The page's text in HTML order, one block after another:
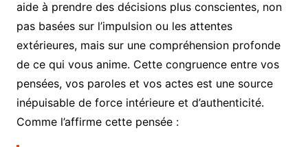
aide à prendre des décisions plus conscientes, non
pas basées sur l’impulsion ou les attentes
extérieures, mais sur une compréhension profonde
de ce qui vous anime. Cette congruence entre vos
pensées, vos paroles et vos actes est une source
inépuisable de force intérieure et d’authenticité.
Comme l’affirme cette pensée :